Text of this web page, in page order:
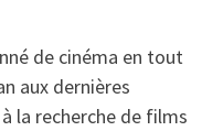
de cinéma en tout
aux dernières
la recherche de films